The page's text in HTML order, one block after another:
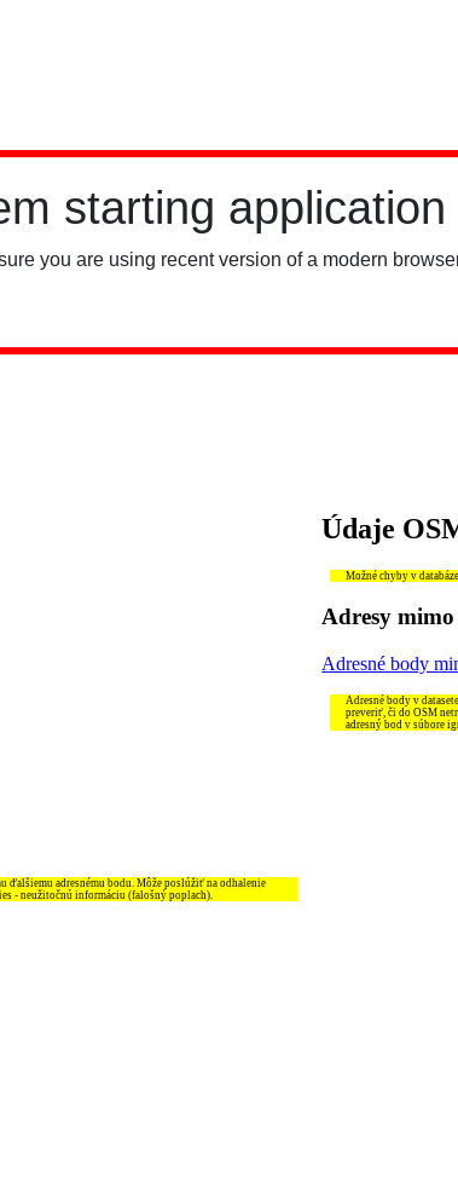
adresnému bodu. Môže poslúžiť na odhalenie
- neužitočnú informáciu (falošný poplach).
Údaje
Možné chyby v
Adresy
Adresné body
Adresné body v
preveriť, či do OSM
adresný bod v súbore